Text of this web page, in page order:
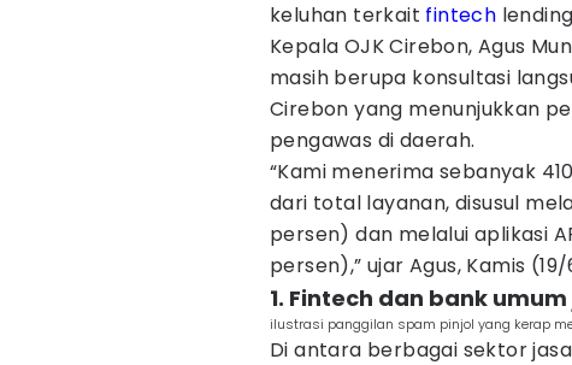
keluhan terkait fintech
Kepala OJK Cirebon, Agus
masih berupa konsultasi
Cirebon yang menunjukkan
pengawas di daerah.
“Kami menerima sebanyak
dari total layanan, disusul
persen) dan melalui aplikasi
persen),” ujar Agus, Kamis
1. Fintech dan bank
ilustrasi panggilan spam pinjol yang kerap
Di antara berbagai sektor